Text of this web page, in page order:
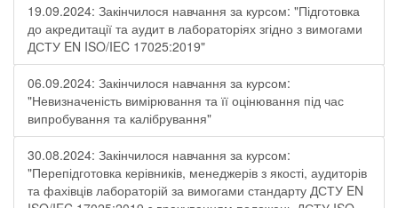
19.09.2024: Закінчилося навчання за курсом: "Підготовка
до акредитації та аудит в лабораторіях згідно з вимогами
ДСТУ EN ISO/IEC 17025:2019"
06.09.2024: Закінчилося навчання за курсом:
"Невизначеність вимірювання та її оцінювання під час
випробування та калібрування"
30.08.2024: Закінчилося навчання за курсом:
"Перепідготовка керівників, менеджерів з якості, аудиторів
та фахівців лабораторій за вимогами стандарту ДСТУ EN